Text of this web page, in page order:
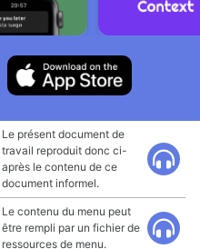
Le présent document de
travail reproduit donc ci-
après le contenu de ce
document informel.
Le contenu du menu peut
être rempli par un fichier de
ressources de menu.